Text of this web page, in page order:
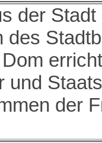
der
des
und
der